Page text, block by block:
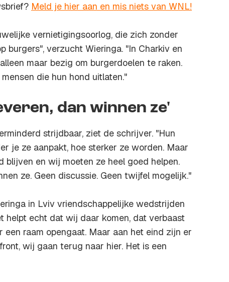
Meld je hier aan en mis niets van WNL!
vernietigingsoorlog, die zich zonder
burgers", verzucht Wieringa. "In Charkiv en
maar bezig om burgerdoelen te raken.
die hun hond uitlaten."
dan winnen ze'
strijdbaar, ziet de schrijver. "Hun
je ze aanpakt, hoe sterker ze worden. Maar
blijven en wij moeten ze heel goed helpen.
ze. Geen discussie. Geen twijfel mogelijk."
in Lviv vriendschappelijke wedstrijden
helpt echt dat wij daar komen, dat verbaast
een raam opengaat. Maar aan het eind zijn er
wij gaan terug naar hier. Het is een